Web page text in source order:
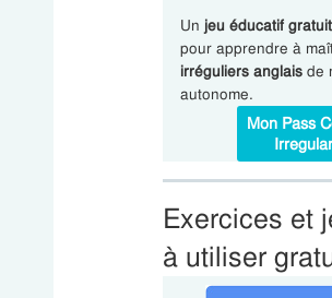
Un jeu éducatif gratuit
pour apprendre à
irréguliers anglaisde
autonome.
Mon Pass
Exercices et
à utiliser